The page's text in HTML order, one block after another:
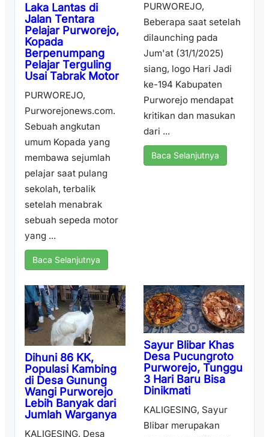
Laka Lantas di
Jalan Tentara
Pelajar Purworejo,
Kopada
Berpenumpang
Pelajar Terguling
Usai Tabrak Motor
PURWOREJO,
Purworejonews.com.
Sebuah angkutan
umum Kopada yang
membawa sejumlah
pelajar saat pulang
sekolah, terbalik
setelah menabrak
sebuah sepeda motor
yang ...
Baca Selanjutnya
PURWOREJO,
Beberapa saat setelah
dilaunching pada
Jum'at (31/1/2025)
siang, logo Hari Jadi
ke-194 Kabupaten
Purworejo mendapat
kritikan dan masukan
dari ...
Baca Selanjutnya
Dihuni 86 KK,
Populasi Kambing
di Desa Gunung
Wangi Purworejo
Lebih Banyak dari
Jumlah Warganya
KALIGESING, Desa
Sayur Blibar Khas
Desa Pucungroto
Purworejo, Tunggu
3 Hari Baru Bisa
Dinikmati
KALIGESING, Sayur
Blibar merupakan